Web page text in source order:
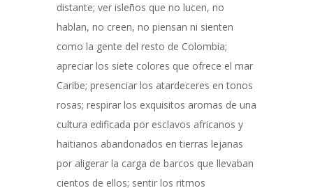
distante; ver isleños que no lucen, no
hablan, no creen, no piensan ni sienten
como la gente del resto de Colombia;
apreciar los siete colores que ofrece el mar
Caribe; presenciar los atardeceres en tonos
rosas; respirar los exquisitos aromas de una
cultura edificada por esclavos africanos y
haitianos abandonados en tierras lejanas
por aligerar la carga de barcos que llevaban
cientos de ellos; sentir los ritmos